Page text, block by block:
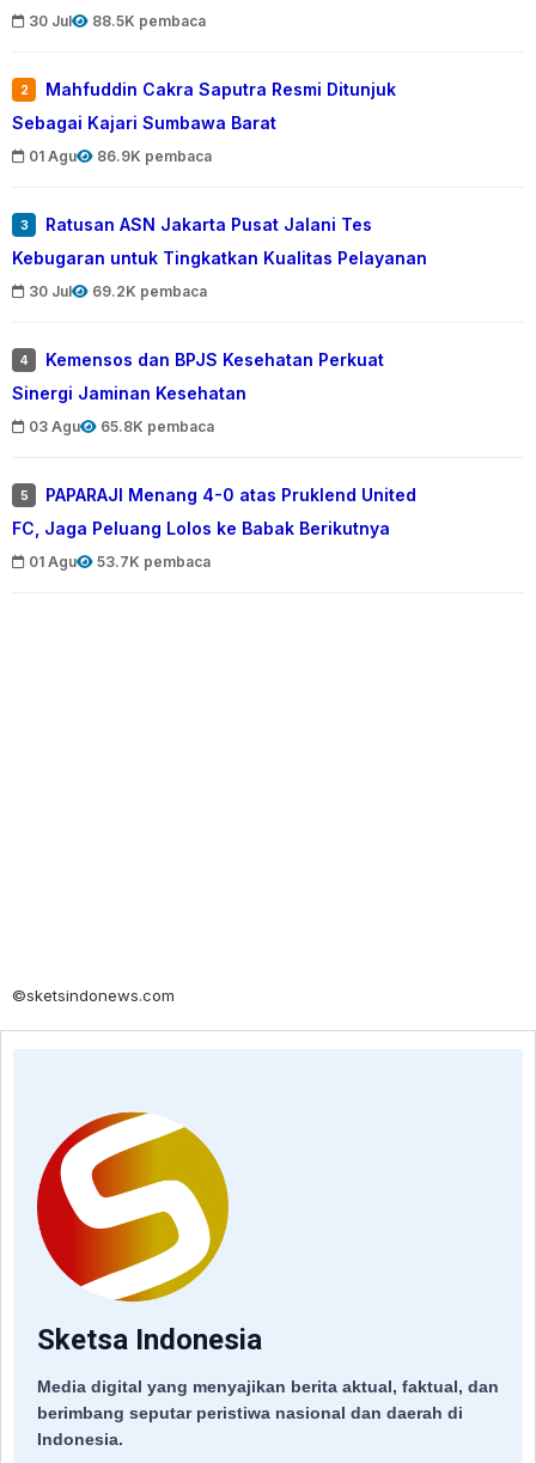
30 Jul 88.5K pembaca
2
Mahfuddin Cakra Saputra Resmi Ditunjuk
Sebagai Kajari Sumbawa Barat
01 Agu 86.9K pembaca
3
Ratusan ASN Jakarta Pusat Jalani Tes
Kebugaran untuk Tingkatkan Kualitas Pelayanan
30 Jul 69.2K pembaca
4
Kemensos dan BPJS Kesehatan Perkuat
Sinergi Jaminan Kesehatan
03 Agu 65.8K pembaca
5
PAPARAJI Menang 4-0 atas Pruklend United
FC, Jaga Peluang Lolos ke Babak Berikutnya
01 Agu 53.7K pembaca
©sketsindonews.com
Sketsa Indonesia
Media digital yang menyajikan berita aktual, faktual, dan
berimbang seputar peristiwa nasional dan daerah di
Indonesia.